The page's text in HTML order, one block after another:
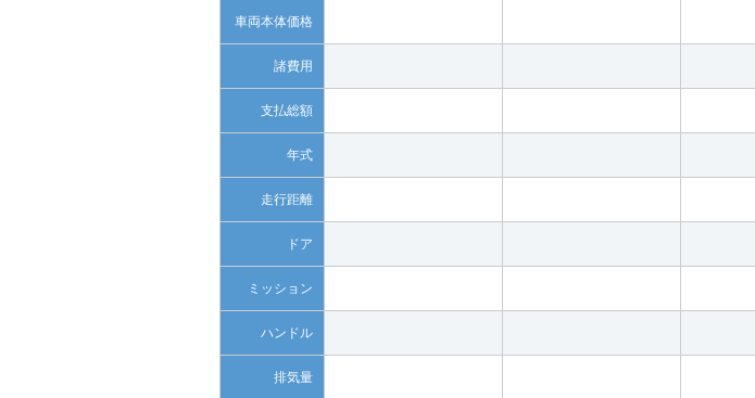
車両本体価格
諸費用
支払総額
年式
走行距離
ドア
ミッション
ハンドル
排気量